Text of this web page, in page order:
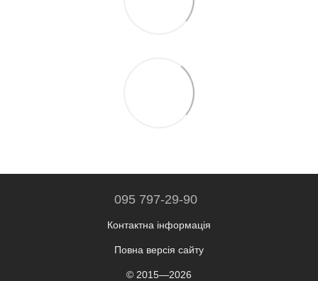
095 797-29-90
Контактна інформація
Повна версія сайту
© 2015—2026